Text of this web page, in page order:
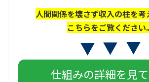
人間関係を壊さず収入の柱を考
こちらをご覧ください。
仕組みの詳細を見